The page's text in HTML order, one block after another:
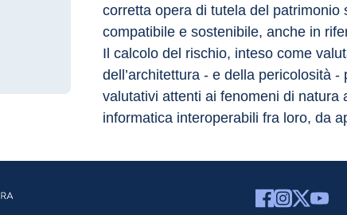
corretta opera di tutela del
compatibile e sostenibile, anche in
Il calcolo del rischio, inteso come
dell’architettura - e della pericolosità
valutativi attenti ai fenomeni di natura
informatica interoperabili fra loro, da